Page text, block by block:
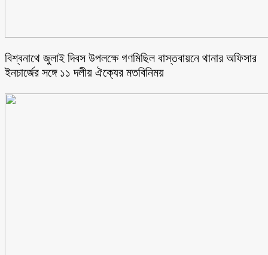
বিশ্বনাথে জুলাই দিবস উপলক্ষে গণমিছিল বাস্তবায়নে থানার অফিসার
ইনচার্জের সঙ্গে ১১ দলীয় ঐক্যের মতবিনিময়